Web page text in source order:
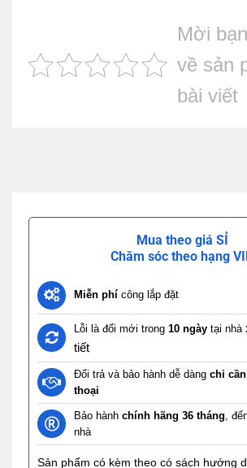
Mời
về sản
bài viết
Mua theo giá SỈ
Chăm sóc theo hạng
Miễn phí công lắp đặt
Lỗi là đổi mới trong 10 ngày tại nhà
tiết
Đổi trả và bảo hành dễ dàng chỉ
thoại
Bảo hành chính hãng 36 tháng ,
nhà
Sản phẩm có kèm theo có sách hướng